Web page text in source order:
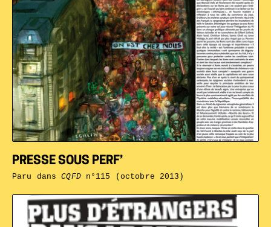
PRESSE SOUS PERF’
Paru dansCQFDn°115 (octobre 2013)